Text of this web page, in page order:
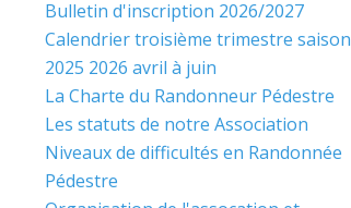
Bulletin d'inscription 2026/2027
Calendrier troisième trimestre saison
2025 2026 avril à juin
La Charte du Randonneur Pédestre
Les statuts de notre Association
Niveaux de difficultés en Randonnée
Pédestre